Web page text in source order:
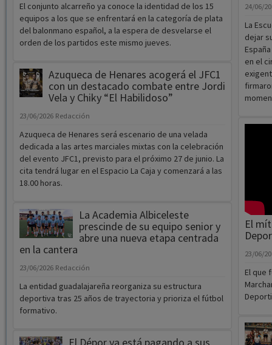
El conjunto alcarreño ya conoce la identidad de los 15
equipos a los que se enfrentará en la categoría de plata
del balonmano español, a la espera de desvelarse el
orden de los partidos este mismo jueves.
Azuqueca de Henares acogerá el JFC1
con un destacado combate entre Jordi
Vela y Chiky “El Habilidoso”
23/06/2026 Redacción
Azuqueca de Henares será escenario de una velada
dedicada a las artes marciales mixtas con la celebración
del evento JFC1, previsto para el próximo 27 de junio. La
cita tendrá lugar en el Espacio La Caja y comenzará a las
18.00 horas.
La Academia Albiceleste
prescinde de su equipo senior y
abre una nueva etapa centrada
en la cantera
23/06/2026 Redacción
La entidad guadalajareña reorganiza su estructura
deportiva tras 25 años de trayectoria y prioriza el fútbol
formativo.
24/06/
La
dejar
en el
El
23/06/
El que